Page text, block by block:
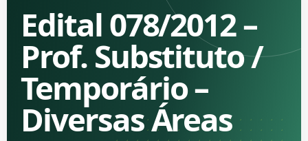
Edital 078/2012 –
Prof. Substituto /
Temporário –
Diversas Áreas